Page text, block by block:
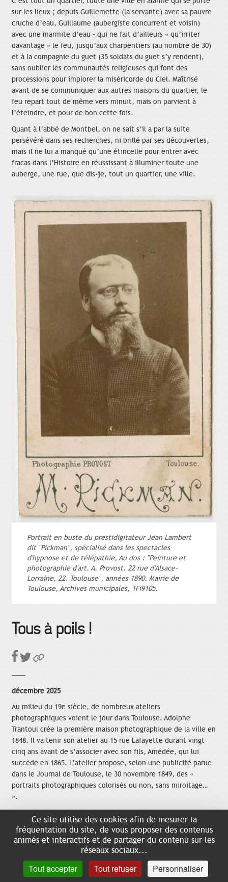
sur les lieux ; depuis Guillemette (la servante) avec sa pauvre
cruche d’eau, Guillaume (aubergiste concurrent et voisin)
avec une marmite d’eau – qui ne fait d’ailleurs « qu’irriter
davantage » le feu, jusqu’aux charpentiers (au nombre de 30)
et à la compagnie du guet (35 soldats du guet s’y rendent),
sans oublier les communautés religieuses qui font des
processions pour implorer la miséricorde du Ciel. Maîtrisé
avant de se communiquer aux autres maisons du quartier, le
feu repart tout de même vers minuit, mais on parvient à
l’éteindre, et pour de bon cette fois.
Quant à l’abbé de Montbel, on ne sait s’il a par la suite
persévéré dans ses recherches, ni brillé par ses découvertes,
mais il ne lui a manqué qu’une étincelle pour entrer avec
fracas dans l’Histoire en réussissant à illuminer toute une
auberge, une rue, que dis-je, tout un quartier, une ville.
Portrait en buste du prestidigitateur Jean Lambert
dit "Pickman", spécialisé dans les spectacles
d'hypnose et de télépathie, Au dos : "Peinture et
photographie d'art. A. Provost. 22 rue d'Alsace-
Lorraine, 22. Toulouse", années 1890. Mairie de
Toulouse, Archives municipales, 1Fi9105.
Tous à poils !
décembre 2025
Au milieu du 19e siècle, de nombreux ateliers
photographiques voient le jour dans Toulouse. Adolphe
Trantoul crée la première maison photographique de la ville en
1848. Il va tenir son atelier au 15 rue Lafayette durant vingt-
cinq ans avant de s’associer avec son fils, Amédée, qui lui
succède en 1865. L’atelier propose, selon une publicité parue
dans le Journal de Toulouse, le 30 novembre 1849, des «
portraits photographiques colorisés ou non, sans miroitage…
».
studios qui s’établissent, dont celui de Jacques Joseph
Provost qui s’installe également rue Lafayette au numéro 23.
Sa renommée perdure jusqu’au milieu du 20e siècle. A la fin du
visite inventé par Eugène Disderi qui permet à la bourgeoisie
Ce site utilise des cookies afin de mesurer la
fréquentation du site, de vous proposer des contenus
animés et interactifs et de partager du contenu sur les
réseaux sociaux...
Tout accepter Tout refuser Personnaliser